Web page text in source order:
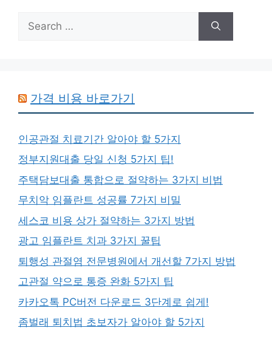
for:
가격 비용 바로가기
인공관절 치료기간 알아야 할 5가지
정부지원대출 당일 신청 5가지 팁!
주택담보대출 통합으로 절약하는 3가지 비법
무치악 임플란트 성공률 7가지 비밀
세스코 비용 상가 절약하는 3가지 방법
광고 임플란트 치과 3가지 꿀팁
퇴행성 관절염 전문병원에서 개선할 7가지 방법
고관절 약으로 통증 완화 5가지 팁
카카오톡 PC버전 다운로드 3단계로 쉽게!
좀벌래 퇴치법 초보자가 알아야 할 5가지